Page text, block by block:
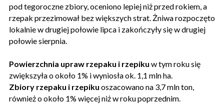
pod tegoroczne zbiory, oceniono lepiej niż przed rokiem, a
rzepak przezimował bez większych strat. Żniwa rozpoczęto
lokalnie w drugiej połowie lipca i zakończyły się w drugiej
połowie sierpnia.
Powierzchnia upraw rzepaku i rzepiku w tym roku się
zwiększyła o około 1% i wyniosła ok. 1,1 mln ha.
Zbiory rzepaku i rzepiku oszacowano na 3,7 mln ton,
również o około 1% więcej niż w roku poprzednim.